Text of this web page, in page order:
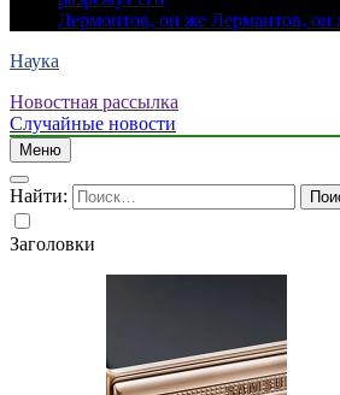
Лермонтов, он же Лермантов, он
Наука
Новостная рассылка
Случайные новости
Меню
Найти:
Заголовки